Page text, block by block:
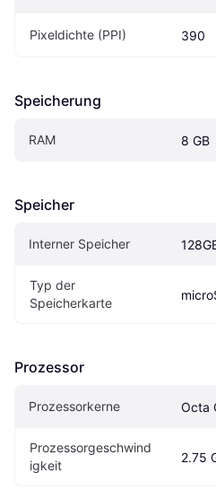
Pixeldichte (PPI) 390
Speicherung
RAM 8 GB
Speicher
Interner Speicher
Typ der
Speicherkarte
Prozessor
Prozessorkerne Octa
Prozessorgeschwind
igkeit
2.75